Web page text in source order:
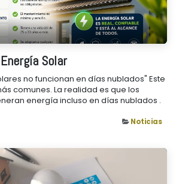
Solar
no funcionan en días nublados" Este
comunes. La realidad es que los
energía incluso en días nublados .
Noticias